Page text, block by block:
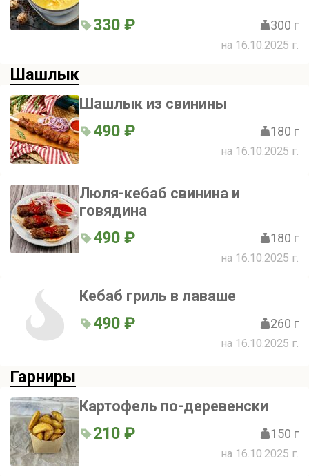
330 ₽ 300 г
на 16.10.2025 г.
Шашлык
Шашлык из свинины
490 ₽ 180 г
на 16.10.2025 г.
Люля-кебаб свинина и
говядина
490 ₽ 180 г
на 16.10.2025 г.
Кебаб гриль в лаваше
490 ₽ 260 г
на 16.10.2025 г.
Гарниры
Картофель по-деревенски
210 ₽ 150 г
на 16.10.2025 г.